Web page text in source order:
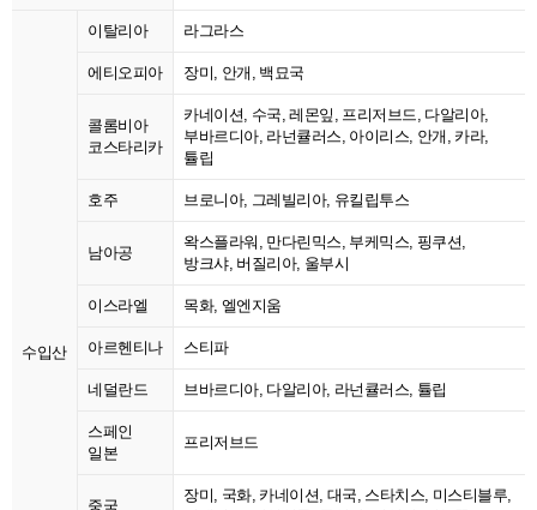
수입산
이탈리아 라그라스
에티오피아 장미, 안개, 백묘국
콜롬비아
코스타리카
카네이션, 수국, 레몬잎, 프리저브드, 다알리아,
부바르디아, 라넌큘러스, 아이리스, 안개, 카라,
튤립
호주 브로니아, 그레빌리아, 유킬립투스
남아공
왁스플라워, 만다린믹스, 부케믹스, 핑쿠션,
방크샤, 버질리아, 울부시
이스라엘 목화, 엘엔지움
아르헨티나 스티파
네덜란드 브바르디아, 다알리아, 라넌큘러스, 튤립
스페인
일본
프리저브드
중국
장미, 국화, 카네이션, 대국, 스타치스, 미스티블루,